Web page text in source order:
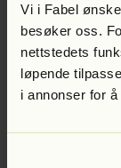
Vi i Fabel
besøker oss.
nettstedets
løpende
i annonser for